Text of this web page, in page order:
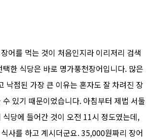
어를 먹는 것이 처음인지라 이리저리 검색
한 식당은 바로 명가풍천장어입니다. 많은
낙점된 가장 큰 이유는 혼자도 잘 차려진 장
있기 때문이었습니다. 아침부터 제법 서둘
식당에 들어간 것이 오전 11시 정도였는데,
사를 하고 계시더군요. 35,000원짜리 장어